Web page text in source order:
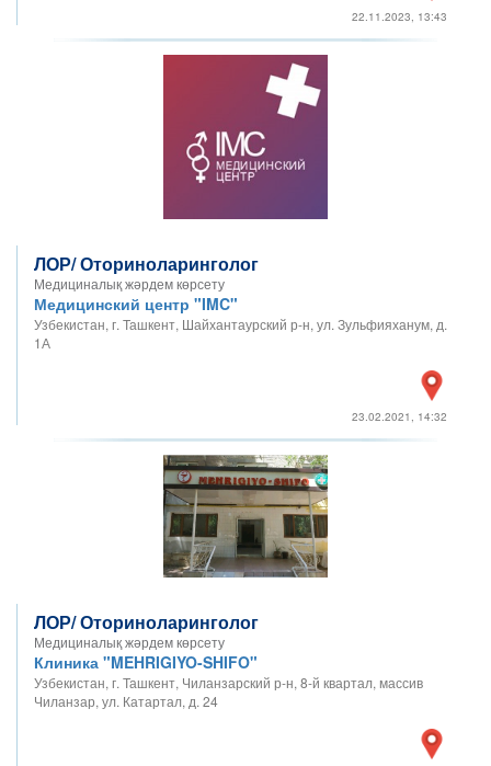
22.11.2023, 13:43
ЛОР/ Оториноларинголог
Медициналық жәрдем көрсету
Медицинский центр "IMC"
Узбекистан, г. Ташкент, Шайхантаурский р-н, ул. Зульфияханум, д.
1А
23.02.2021, 14:32
ЛОР/ Оториноларинголог
Медициналық жәрдем көрсету
Клиника "MEHRIGIYO-SHIFO"
Узбекистан, г. Ташкент, Чиланзарский р-н, 8-й квартал, массив
Чиланзар, ул. Катартал, д. 24